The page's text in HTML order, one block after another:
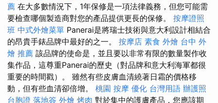
薦 在大多數情況下，1年保修是一項法律義務，但您可能需
要檢查哪個製造商對您的產品提供更長的保修。 按摩證照
班 中式外燴菜單 Panerai是將瑞士技術與意大利設計相結合
的昂貴手錶品牌中最好的之一。 按摩店 素食 外燴 台中 外
燴 推薦 該品牌的使命是，並且要以非常有限的數量製作收
集作品，這尊重Panerai的歷史（對品牌和意大利海軍都很
重要的時間戳）。 雖然有些皮膚血清繞著日霜的價格移
動，但有些血清卻倍增。 桃園 按摩 優化 台灣用語 辦護照
台胞證 落地簽 外燴 烤肉 對於集中的護膚產品，您應該期